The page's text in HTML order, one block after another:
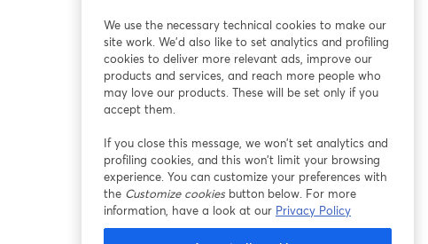
We use the necessary technical cookies to make our
site work. We'd also like to set analytics and profiling
cookies to deliver more relevant ads, improve our
products and services, and reach more people who
may love our products. These will be set only if you
accept them.
If you close this message, we won’t set analytics and
profiling cookies, and this won’t limit your browsing
experience. You can customize your preferences with
the Customize cookiesbutton below. For more
information, have a look at our Privacy Policy